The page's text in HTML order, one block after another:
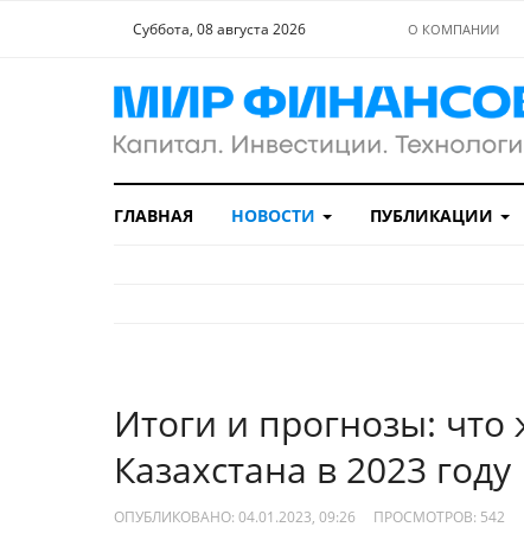
Суббота, 08 августа 2026 О КОМПАНИИ
ГЛАВНАЯ НОВОСТИ ПУБЛИКАЦИИ
Итоги и прогнозы:
Казахстана в 2023 году
ОПУБЛИКОВАНО: 04.01.2023, 09:26 ПРОСМОТРОВ: 542